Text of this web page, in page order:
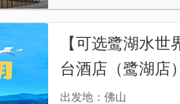
【可选鹭湖水
台酒店（鹭湖店
出发地：佛山